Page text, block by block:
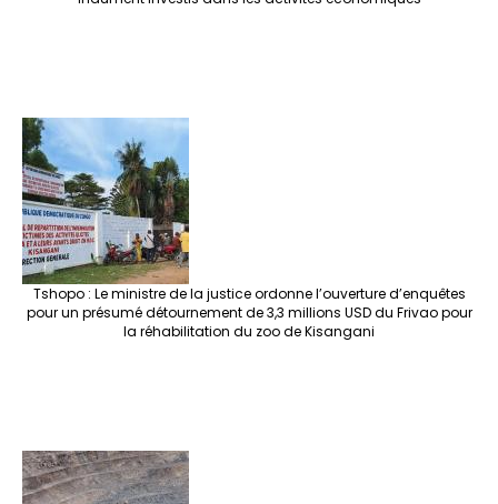
Tshopo : Le ministre de la justice ordonne l’ouverture d’enquêtes
pour un présumé détournement de 3,3 millions USD du Frivao pour
la réhabilitation du zoo de Kisangani